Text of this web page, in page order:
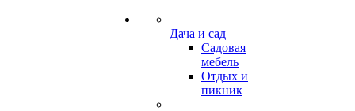
Дача и сад
Садовая
мебель
Отдых и
пикник